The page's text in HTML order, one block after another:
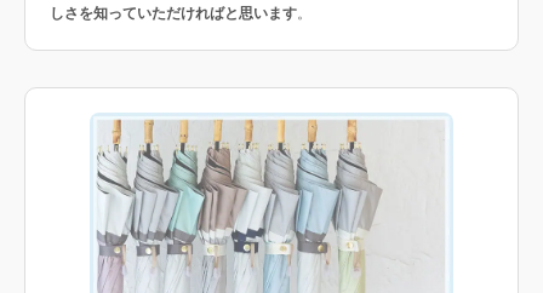
しさを知っていただければと思います。